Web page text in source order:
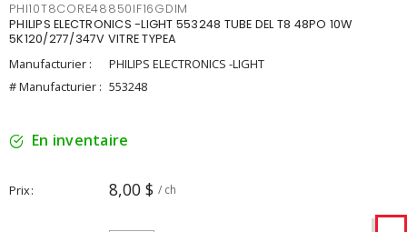
PHI10T8CORE48850IF16GDIM
PHILIPS ELECTRONICS -LIGHT 553248 TUBE DEL T8 48PO 10W
5K120/277/347V VITRE TYPEA
Manufacturier :
PHILIPS ELECTRONICS -LIGHT
# Manufacturier : 553248
En inventaire
Prix 8,00 $ / ch